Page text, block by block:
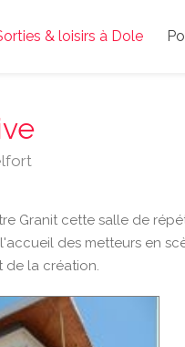
& loisirs à Dole
Granit cette salle de
des metteurs en
de la création.